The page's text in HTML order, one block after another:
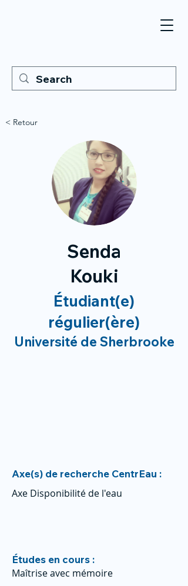
< Retour
Senda
Kouki
Étudiant(e)
régulier(ère)
Université de Sherbrooke
Axe(s) de recherche CentrEau :
Axe Disponibilité de l'eau
Études en cours :
Maîtrise avec mémoire